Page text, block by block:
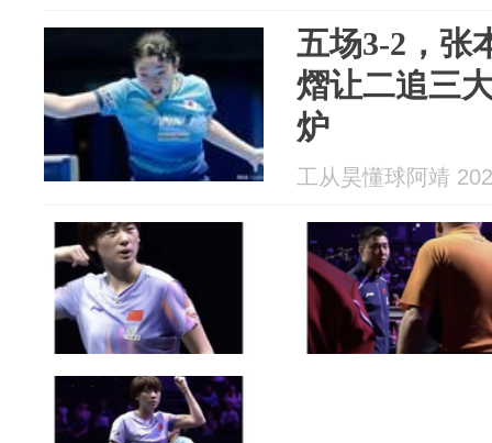
五场3-2，张
熠让二追三
炉
工从昊懂球阿靖